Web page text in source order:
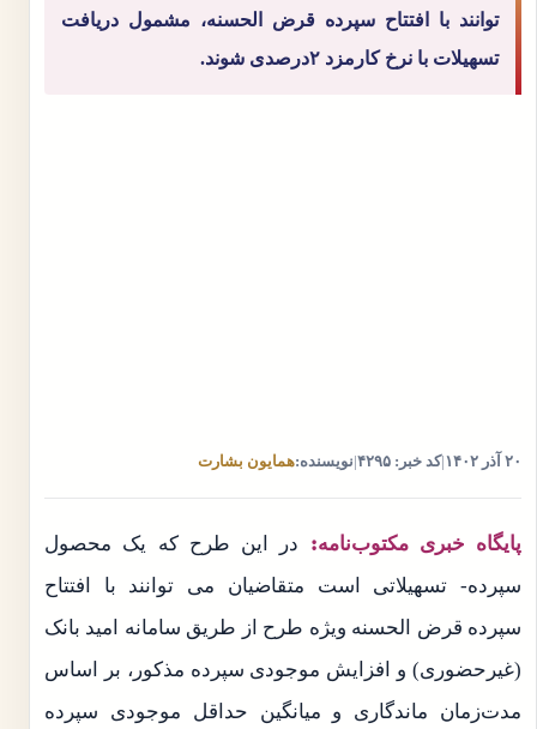
توانند با افتتاح سپرده قرض الحسنه، مشمول دریافت
تسهیلات با نرخ کارمزد ۲درصدی شوند.
۲۰ آذر ۱۴۰۲ |کد خبر: ۴۲۹۵ نویسنده:همایون بشارت
پایگاه خبری مکتوب‌نامه: در این طرح که یک محصول
سپرده‏‏- تسهیلاتی است متقاضیان می توانند با افتتاح
سپرده قرض الحسنه ویژه طرح از طریق سامانه امید بانک
(غیرحضوری) و افزایش موجودی سپرده مذکور، بر اساس
مدت‌زمان ماندگاری و میانگین حداقل موجودی سپرده